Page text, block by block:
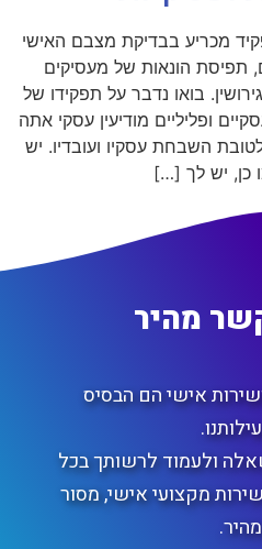
מכריע בבדיקת מצבם האישי
תפיסת הונאות של מעסיקים
בואו נדבר על תפקידו של
ופליליים מודיעין עסקי אתה
השבחת עסקיו ועובדיו. יש
כן, יש לך […]
מהיר
אישי הם הבסיס
ולעמוד לרשותך בכל
מקצועי אישי, מסור